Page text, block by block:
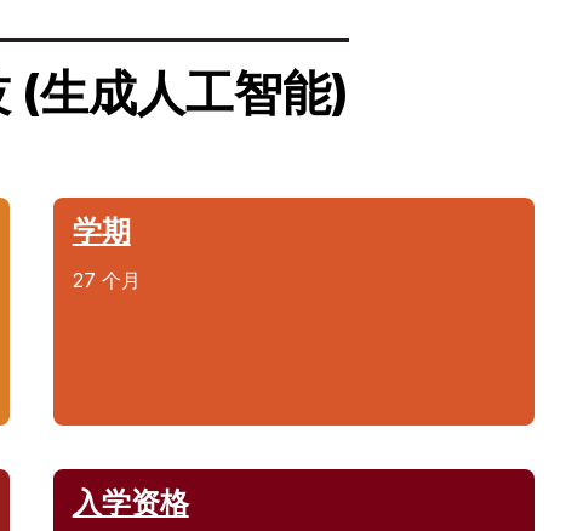
(生成人工智能)
学期
27 个月
入学资格